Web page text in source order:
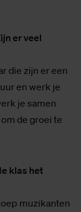
er veel
die zijn er een
en werk je
je samen
de groei te
klas het
muzikanten